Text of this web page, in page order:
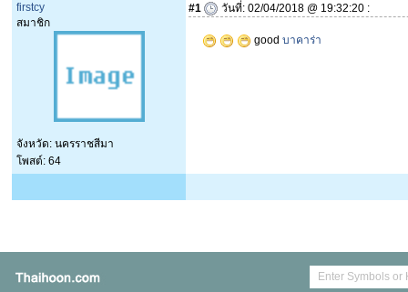
firstcy
สมาชิก
จังหวัด: นครราชสีมา
โพสต์: 64
#1 วันที่: 02/04/2018 @ 19:32:20 :
good บาคาร่า